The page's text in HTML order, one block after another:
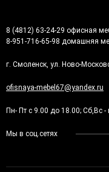
8 (4812) 63-24-29 офисная
8-951-716-65-98 домашняя
г. Смоленск, ул. Ново-
ofisnaya-mebel67@yandex.ru
Пн- Пт с 9.00 до 18.00; Сб,Вс
Мы в соц.сетях